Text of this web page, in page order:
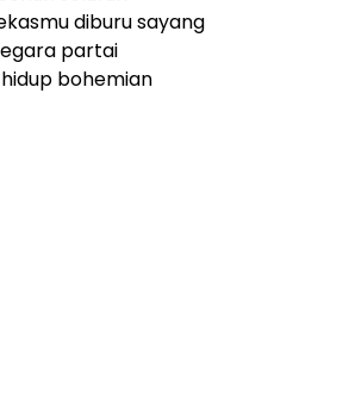
diburu sayang
partai
bohemian